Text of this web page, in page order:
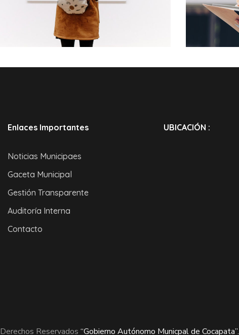
Enlaces Importantes
Noticias Municipaes
Gaceta Municipal
Gestión Transparente
Auditoría Interna
Contacto
UBICACIÓN :
Derechos Reservados “Gobierno Autónomo Municpal de Cocapata”.